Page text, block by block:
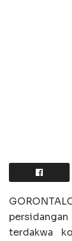
terdakwa